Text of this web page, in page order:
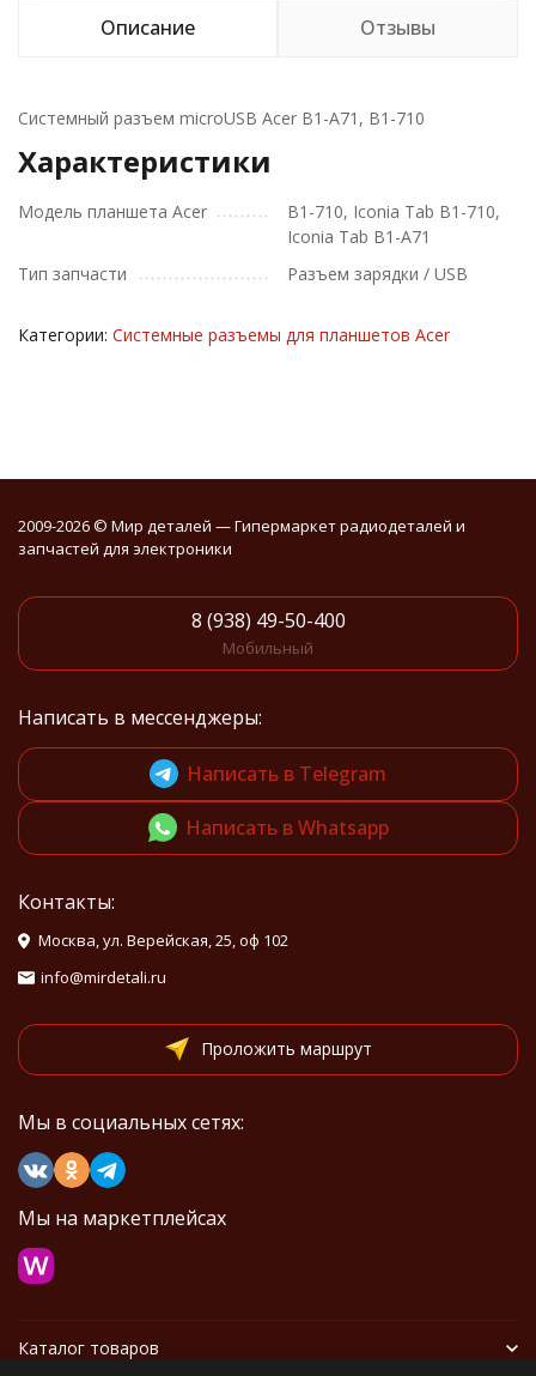
Описание Отзывы
Системный разъем microUSB Acer B1-A71, B1-710
Характеристики
Модель планшета Acer
B1-710, Iconia Tab B1-710,
Iconia Tab B1-A71
Тип запчасти
Разъем зарядки / USB
Категории: Системные разъемы для планшетов Acer
2009-2026 © Мир деталей — Гипермаркет радиодеталей и
запчастей для электроники
8 (938) 49-50-400
Мобильный
Написать в мессенджеры:
Написать в Telegram
Написать в Whatsapp
Контакты:
Москва, ул. Верейская, 25, оф 102
info@mirdetali.ru
Проложить маршрут
Мы в социальных сетях:
Мы на маркетплейсах
Каталог товаров